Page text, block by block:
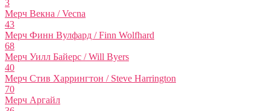
3
Мерч Векна / Vecna
43
Мерч Финн Вулфард / Finn Wolfhard
68
Мерч Уилл Байерс / Will Byers
40
Мерч Стив Харрингтон / Steve Harrington
70
Мерч Аргайл